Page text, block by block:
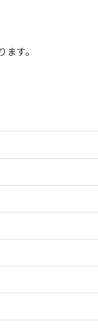
す。